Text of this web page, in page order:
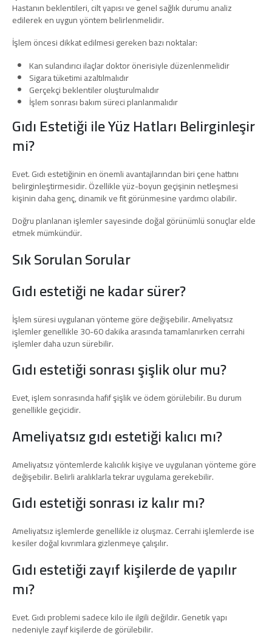
Hastanın beklentileri, cilt yapısı ve genel sağlık durumu analiz
edilerek en uygun yöntem belirlenmelidir.
İşlem öncesi dikkat edilmesi gereken bazı noktalar:
Kan sulandırıcı ilaçlar doktor önerisiyle düzenlenmelidir
Sigara tüketimi azaltılmalıdır
Gerçekçi beklentiler oluşturulmalıdır
İşlem sonrası bakım süreci planlanmalıdır
Gıdı Estetiği ile Yüz Hatları Belirginleşir
mi?
Evet. Gıdı estetiğinin en önemli avantajlarından biri çene hattını
belirginleştirmesidir. Özellikle yüz-boyun geçişinin netleşmesi
kişinin daha genç, dinamik ve fit görünmesine yardımcı olabilir.
Doğru planlanan işlemler sayesinde doğal görünümlü sonuçlar elde
etmek mümkündür.
Sık Sorulan Sorular
Gıdı estetiği ne kadar sürer?
İşlem süresi uygulanan yönteme göre değişebilir. Ameliyatsız
işlemler genellikle 30-60 dakika arasında tamamlanırken cerrahi
işlemler daha uzun sürebilir.
Gıdı estetiği sonrası şişlik olur mu?
Evet, işlem sonrasında hafif şişlik ve ödem görülebilir. Bu durum
genellikle geçicidir.
Ameliyatsız gıdı estetiği kalıcı mı?
Ameliyatsız yöntemlerde kalıcılık kişiye ve uygulanan yönteme göre
değişebilir. Belirli aralıklarla tekrar uygulama gerekebilir.
Gıdı estetiği sonrası iz kalır mı?
Ameliyatsız işlemlerde genellikle iz oluşmaz. Cerrahi işlemlerde ise
kesiler doğal kıvrımlara gizlenmeye çalışılır.
Gıdı estetiği zayıf kişilerde de yapılır
mı?
Evet. Gıdı problemi sadece kilo ile ilgili değildir. Genetik yapı
nedeniyle zayıf kişilerde de görülebilir.